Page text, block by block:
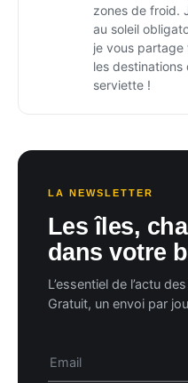
zones de froid.
au soleil
je vous
les destinations
serviette !
LA NEWSLETTER
Les îles,
dans votre
L’essentiel de l’actu
Gratuit, un envoi par